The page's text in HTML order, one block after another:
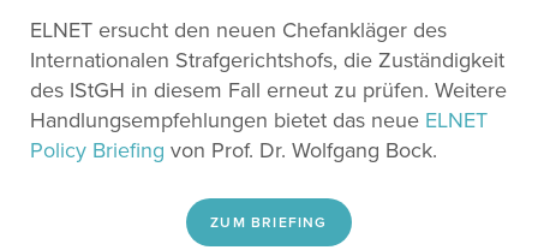
ELNET ersucht den neuen Chefankläger des
Internationalen Strafgerichtshofs, die Zuständigkeit
des IStGH in diesem Fall erneut zu prüfen. Weitere
Handlungsempfehlungen bietet das neue ELNET
Policy Briefing von Prof. Dr. Wolfgang Bock.
ZUM BRIEFING